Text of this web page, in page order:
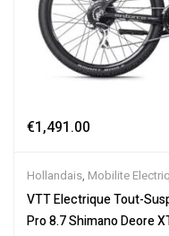
€1,491.00
Hollandais, Mobilite
Tout-Suspendus,Vélo
Électriques
VTT Electrique Tout-
Pro 8.7 Shimano Deore